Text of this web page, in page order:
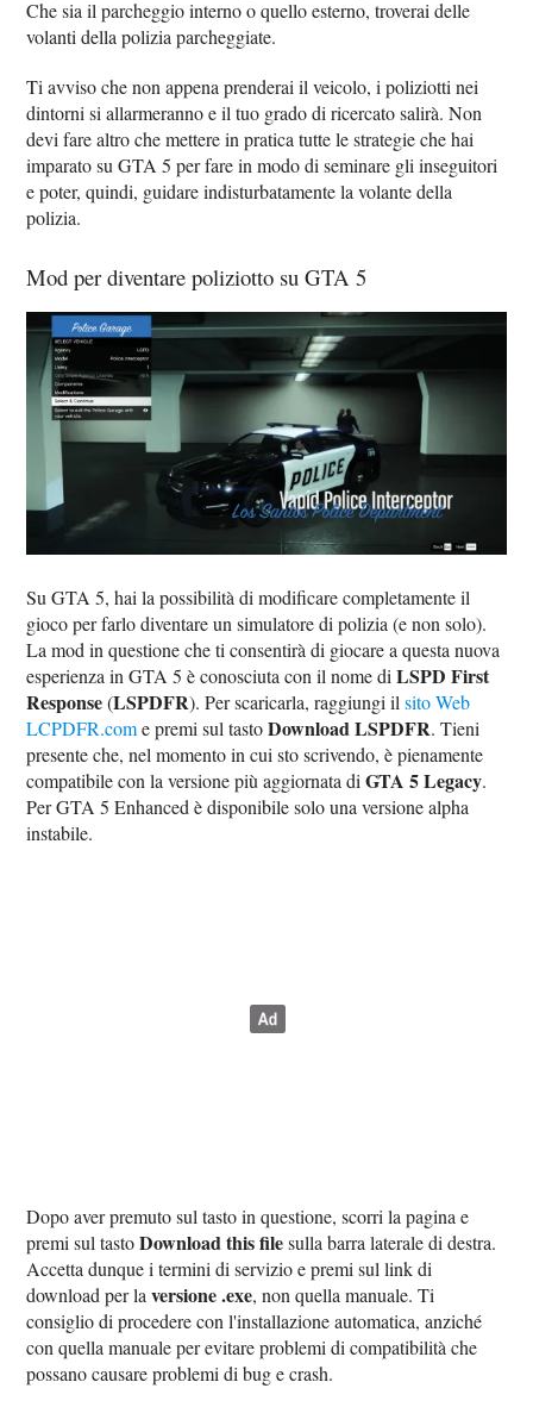
Che sia il parcheggio interno o quello esterno, troverai delle
volanti della polizia parcheggiate.
Ti avviso che non appena prenderai il veicolo, i poliziotti nei
dintorni si allarmeranno e il tuo grado di ricercato salirà. Non
devi fare altro che mettere in pratica tutte le strategie che hai
imparato su GTA 5 per fare in modo di seminare gli inseguitori
e poter, quindi, guidare indisturbatamente la volante della
polizia.
Mod per diventare poliziotto su GTA 5
Su GTA 5, hai la possibilità di modificare completamente il
gioco per farlo diventare un simulatore di polizia (e non solo).
La mod in questione che ti consentirà di giocare a questa nuova
esperienza in GTA 5 è conosciuta con il nome diLSPD First
Response(LSPDFR). Per scaricarla, raggiungi ilsito Web
LCPDFR.come premi sul tastoDownload LSPDFR. Tieni
presente che, nel momento in cui sto scrivendo, è pienamente
compatibile con la versione più aggiornata diGTA 5 Legacy.
Per GTA 5 Enhanced è disponibile solo una versione alpha
instabile.
Dopo aver premuto sul tasto in questione, scorri la pagina e
premi sul tastoDownload this filesulla barra laterale di destra.
Accetta dunque i termini di servizio e premi sul link di
download per laversione .exe, non quella manuale. Ti
consiglio di procedere con l'installazione automatica, anziché
con quella manuale per evitare problemi di compatibilità che
possano causare problemi di bug e crash.